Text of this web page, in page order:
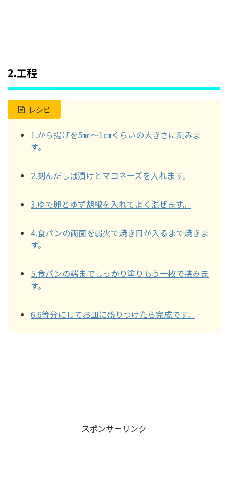
2.工程
レシピ
1.から揚げを5㎜～1㎝くらいの大きさに刻みま
す。
2.刻んだしば漬けとマヨネーズを入れます。
3.ゆで卵とゆず胡椒を入れてよく混ぜます。
4.食パンの両面を弱火で焼き目が入るまで焼きま
す。
5.食パンの端までしっかり塗りもう一枚で挟みま
す。
6.6等分にしてお皿に盛りつけたら完成です。
スポンサーリンク